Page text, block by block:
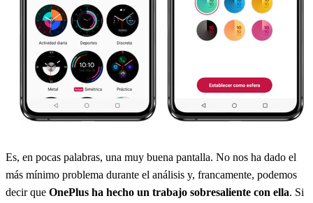
Es, en pocas palabras, una muy buena pantalla. No nos ha dado el
más mínimo problema durante el análisis y, francamente, podemos
decir que OnePlus ha hecho un trabajo sobresaliente con ella. Si